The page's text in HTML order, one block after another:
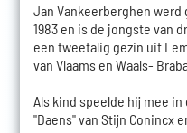
Jan Vankeerberghen
1983 en is de jongste van
een tweetalig gezin uit
van Vlaams en Waals-
Als kind speelde hij mee in
"Daens" van Stijn Conincx